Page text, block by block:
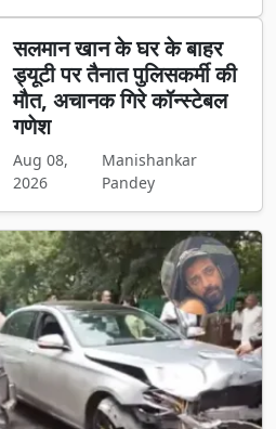
सलमान खान के घर के बाहर
ड्यूटी पर तैनात पुलिसकर्मी की
मौत, अचानक गिरे कॉन्स्टेबल
गणेश
Aug 08,
2026
Manishankar
Pandey